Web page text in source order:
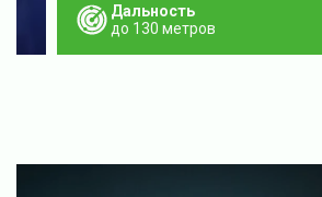
Дальность
до 130 метров